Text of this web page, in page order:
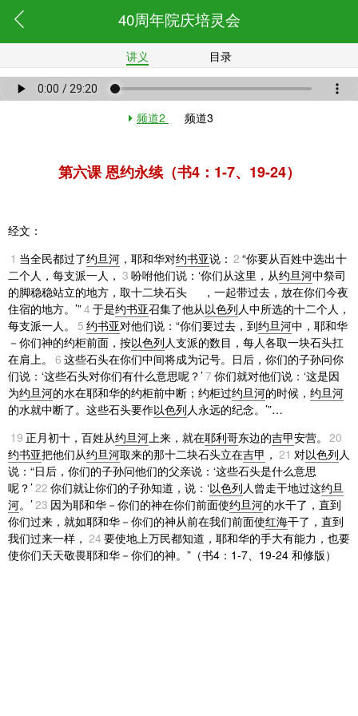
40周年院庆培灵会
讲义 目录
频道2 频道3
第六课 恩约永续（书4：1-7、19-24）
经文：
1 当全民都过了约旦河，耶和华对约书亚说： 2 “你要从百姓中选出十
二个人，每支派一人， 3 吩咐他们说：‘你们从这里，从约旦河中祭司
的脚稳稳站立的地方，取十二块石头
，一起带过去，放在你们今夜
住宿的地方。’”4 于是约书亚召集了他从以色列 人中所选的十二个人，
每支派一人。
5 约书亚对他们说：“你们要过去，到约旦河中，耶和华
－你们神的约柜前面，按以色列 人支派的数目，每人各取一块石头扛
在肩上。
6 这些石头在你们中间将成为记号。日后，你们的子孙问你
们说：‘这些石头对你们有什么意思呢？’7 你们就对他们说：‘这是因
为约旦河的水在耶和华的约柜前中断；约柜过约旦河的时候， 约旦河
的水就中断了。这些石头要作以色列 人永远的纪念。’”…
19 正月初十，百姓从约旦河上来，就在耶利哥东边的吉甲安营。
20
约书亚把他们从约旦河取来的那十二块石头立在吉甲 ， 21 对以色列 人
说：“日后，你们的子孙问他们的父亲说：‘这些石头是什么意思
呢？’22 你们就让你们的子孙知道，说：‘以色列 人曾走干地过这约旦
河。’23 因为耶和华－你们的神在你们前面使约旦河的水干了，直到
你们过来，就如耶和华－你们的神从前在我们前面使红海干了，直到
我们过来一样， 24 要使地上万民都知道，耶和华的手大有能力，也要
使你们天天敬畏耶和华－你们的神。”（书4：1-7、19-24 和修版）